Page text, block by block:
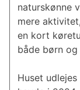
naturskønne
mere
en kort
både børn og
Huset